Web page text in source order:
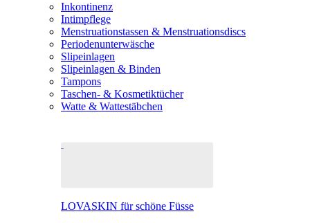
Inkontinenz
Intimpflege
Menstruationstassen & Menstruationsdiscs
Periodenunterwäsche
Slipeinlagen
Slipeinlagen & Binden
Tampons
Taschen- & Kosmetiktücher
Watte & Wattestäbchen
LOVASKIN für schöne Füsse